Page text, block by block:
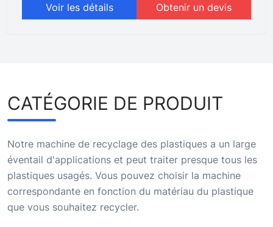
Voir les détails Obtenir un devis
CATÉGORIE DE PRODUIT
Notre machine de recyclage des plastiques a un large
éventail d'applications et peut traiter presque tous les
plastiques usagés. Vous pouvez choisir la machine
correspondante en fonction du matériau du plastique
que vous souhaitez recycler.